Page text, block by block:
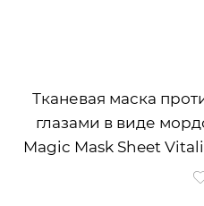
Тканевая маска
глазами в виде
Magic Mask Sheet